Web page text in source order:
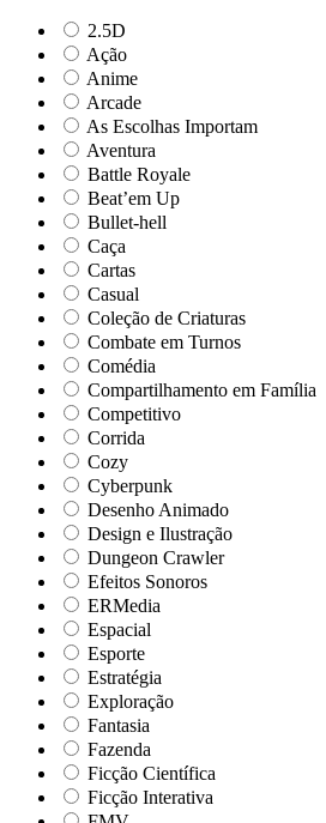
2.5D
Ação
Anime
Arcade
As Escolhas Importam
Aventura
Battle Royale
Beat’em Up
Bullet-hell
Caça
Cartas
Casual
Coleção de Criaturas
Combate em Turnos
Comédia
Compartilhamento em Família
Competitivo
Corrida
Cozy
Cyberpunk
Desenho Animado
Design e Ilustração
Dungeon Crawler
Efeitos Sonoros
ERMedia
Espacial
Esporte
Estratégia
Exploração
Fantasia
Fazenda
Ficção Científica
Ficção Interativa